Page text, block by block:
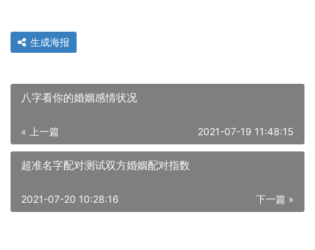
生成海报
八字看你的婚姻感情状况
« 上一篇 2021-07-19 11:48:15
超准名字配对测试双方婚姻配对指数
下一篇 »
2021-07-20 10:28:16